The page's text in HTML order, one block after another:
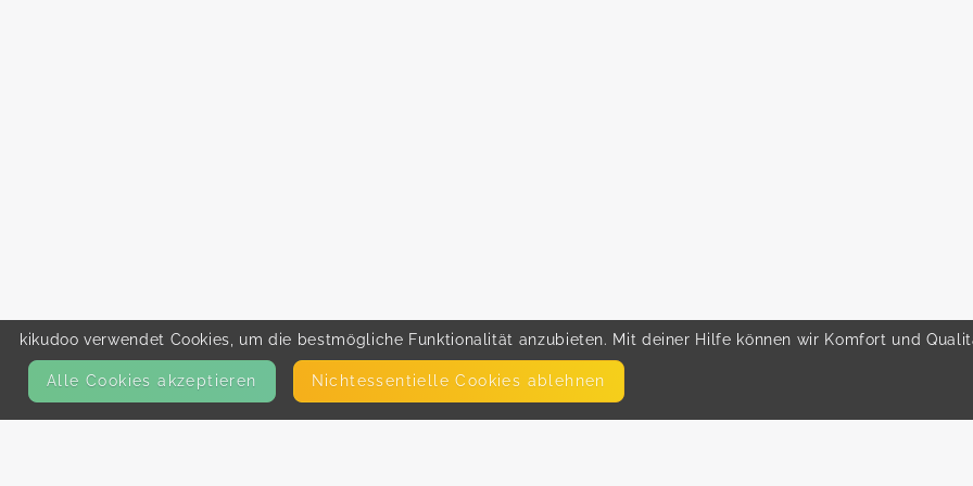
kikudoo verwendet Cookies, um die bestmögliche Funktionalität anzubieten. Mit deiner Hilfe können wir Komfort und
Alle Cookies akzeptieren Nicht­essentielle Cookies ablehnen